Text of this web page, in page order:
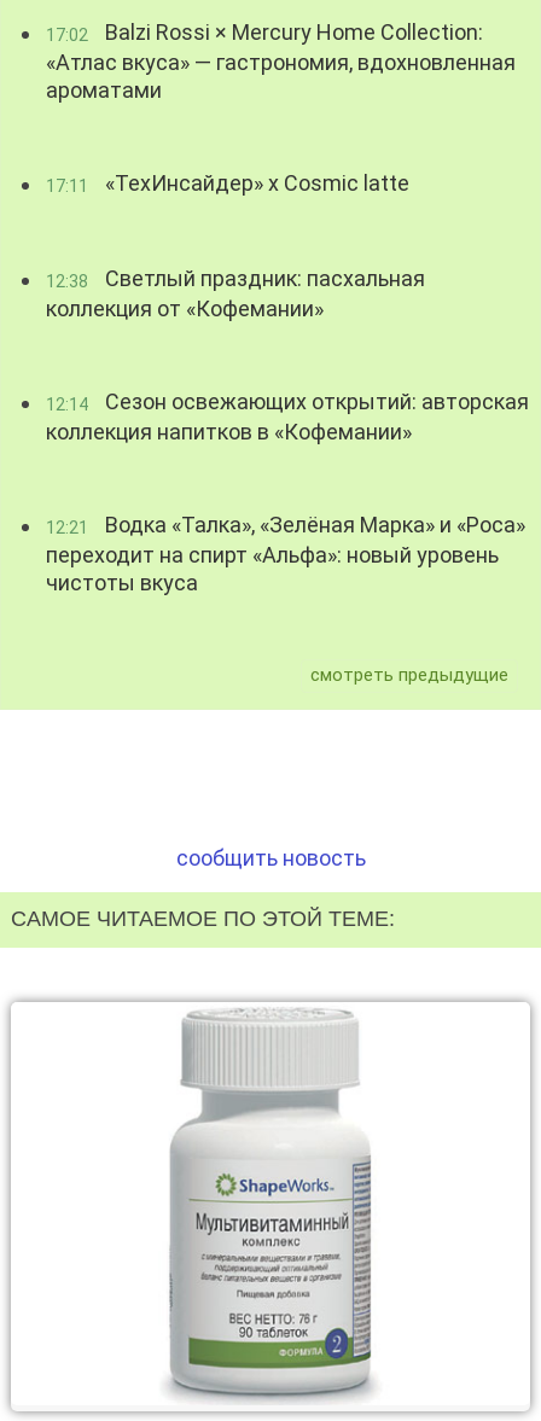
17:02
Balzi Rossi × Mercury Home Collection:
«Атлас вкуса» — гастрономия, вдохновленная
ароматами
17:11 «ТехИнсайдер» х Cosmic latte
12:38
Светлый праздник: пасхальная
коллекция от «Кофемании»
12:14
Сезон освежающих открытий: авторская
коллекция напитков в «Кофемании»
12:21
Водка «Талка», «Зелёная Марка» и «Роса»
переходит на спирт «Альфа»: новый уровень
чистоты вкуса
смотреть предыдущие
сообщить новость
САМОЕ ЧИТАЕМОЕ ПО ЭТОЙ ТЕМЕ: